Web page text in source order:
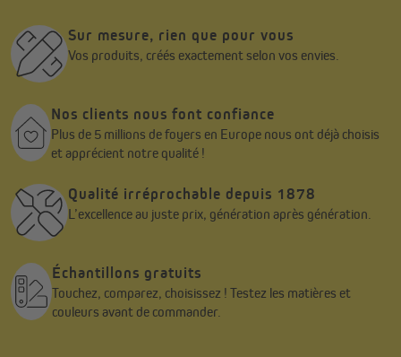
Sur mesure, rien que pour vous
Vos produits, créés exactement selon vos envies.
Nos clients nous font confiance
Plus de 5 millions de foyers en Europe nous ont déjà choisis
et apprécient notre qualité !
Qualité irréprochable depuis 1878
L’excellence au juste prix, génération après génération.
Échantillons gratuits
Touchez, comparez, choisissez ! Testez les matières et
couleurs avant de commander.